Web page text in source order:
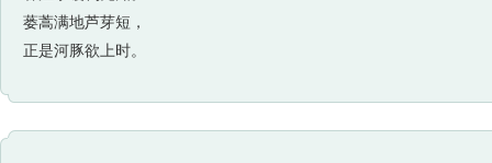
质财富和文化繁荣带来浩劫的那场大动乱的阴影，以及它
演员的歌唱表演，可以想象出极广阔的空间背景和事件过
蒌蒿满地芦芽短，
正是河豚欲上时。